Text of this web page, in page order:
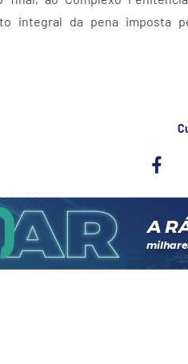
integral da pena imposta